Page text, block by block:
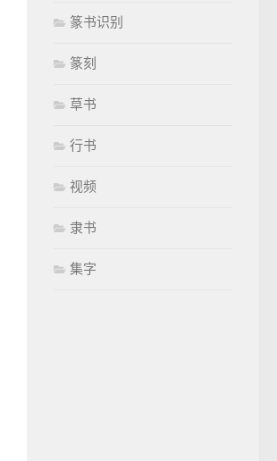
篆书识别
篆刻
草书
行书
视频
隶书
集字